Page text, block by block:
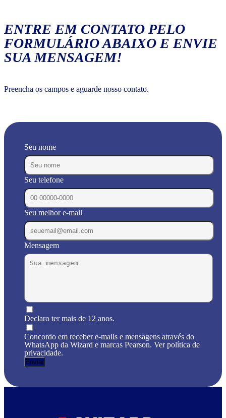
ENTRE EM CONTATO PELO
FORMULÁRIO ABAIXO E ENVIE
SUA MENSAGEM!
Preencha os campos e aguarde nosso contato.
Seu nome
Seu telefone
Seu melhor e-mail
Mensagem
Declaro ter mais de 12 anos.
Concordo em receber e-mails e mensagens através do
WhatsApp da Wizard e marcas Pearson. Ver política de
privacidade.